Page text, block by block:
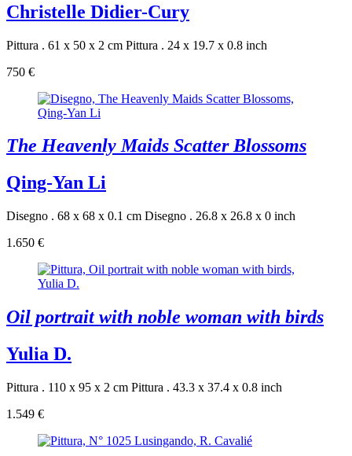
Christelle Didier-Cury
Pittura . 61 x 50 x 2 cm Pittura . 24 x 19.7 x 0.8 inch
750 €
The Heavenly Maids Scatter Blossoms
Qing-Yan Li
Disegno . 68 x 68 x 0.1 cm Disegno . 26.8 x 26.8 x 0 inch
1.650 €
Oil portrait with noble woman with birds
Yulia D.
Pittura . 110 x 95 x 2 cm Pittura . 43.3 x 37.4 x 0.8 inch
1.549 €